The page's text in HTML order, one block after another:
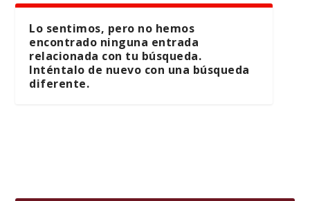
Lo sentimos, pero no hemos
encontrado ninguna entrada
relacionada con tu búsqueda.
Inténtalo de nuevo con una búsqueda
diferente.